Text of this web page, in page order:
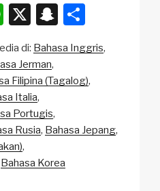
W
at
s
A
p
p
X
S
a
p
h
ar
e
di: Bahasa Inggris
Jerman
Filipina (Tagalog)
Italia
Portugis
Rusia Bahasa Jepang
Bahasa Korea